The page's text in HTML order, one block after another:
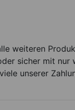
weiteren
sicher mit nur
unserer